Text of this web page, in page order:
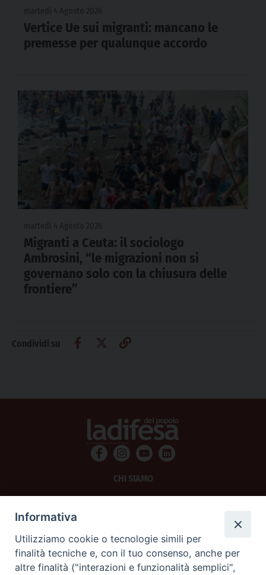
Vertice Ue sui migranti: mancano le
premesse per qualunque accordo
Migranti a Ceuta: il sociologo
Ambrosini, “le migrazioni non si
governano solo con la chiusura delle
frontiere”
Condividi su
CHI SIAMO
SCRIVICI
Informativa
Utilizziamo cookie o tecnologie simili per
finalità tecniche e, con il tuo consenso, anche per
altre finalità ("interazioni e funzionalità semplici",